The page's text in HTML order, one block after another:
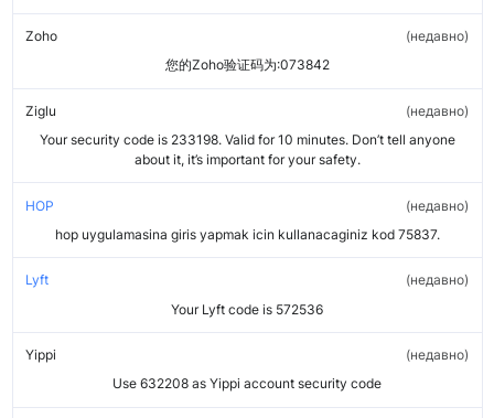
Zoho
您的Zoho验证码为:073842
недавно
Ziglu
Your security code is 233198. Valid for 10 minutes. Don’t tell anyone
about it, it’s important for your safety.
недавно
HOP
hop uygulamasina giris yapmak icin kullanacaginiz kod 75837.
недавно
Lyft
Your Lyft code is 572536
недавно
Yippi
Use 632208 as Yippi account security code
недавно